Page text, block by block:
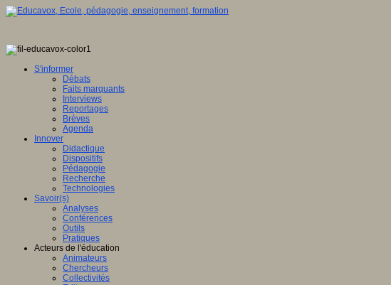
S'informer
Débats
Faits marquants
Interviews
Reportages
Brèves
Agenda
Innover
Didactique
Dispositifs
Pédagogie
Recherche
Technologies
Savoir(s)
Analyses
Conférences
Outils
Pratiques
Acteurs de l'éducation
Animateurs
Chercheurs
Collectivités